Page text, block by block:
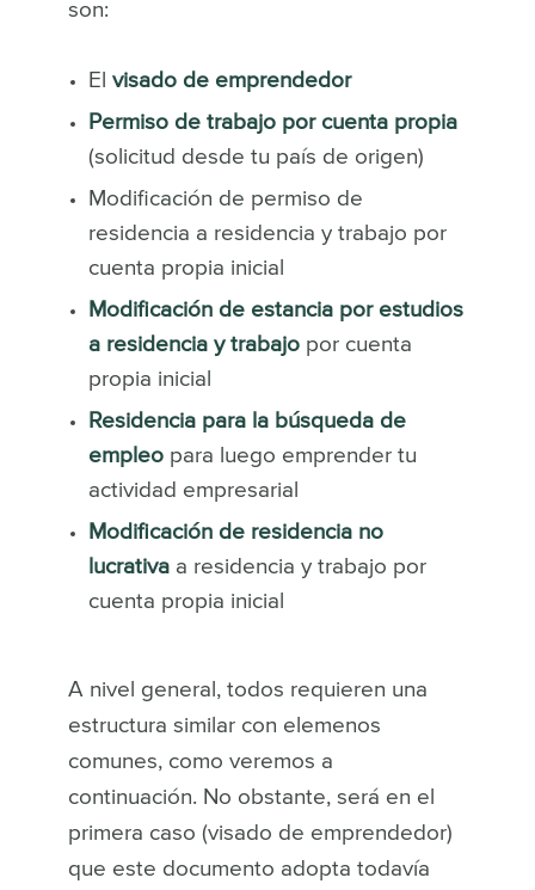
son:
El visado de emprendedor
Permiso de trabajo por cuenta propia
(solicitud desde tu país de origen)
Modificación de permiso de
residencia a residencia y trabajo por
cuenta propia inicial
Modificación de estancia por estudios
a residencia y trabajopor cuenta
propia inicial
Residencia para la búsqueda de
empleopara luego emprender tu
actividad empresarial
Modificación de residencia no
lucrativaa residencia y trabajo por
cuenta propia inicial
A nivel general, todos requieren una
estructura similar con elemenos
comunes, como veremos a
continuación. No obstante, será en el
primera caso (visado de emprendedor)
que este documento adopta todavía